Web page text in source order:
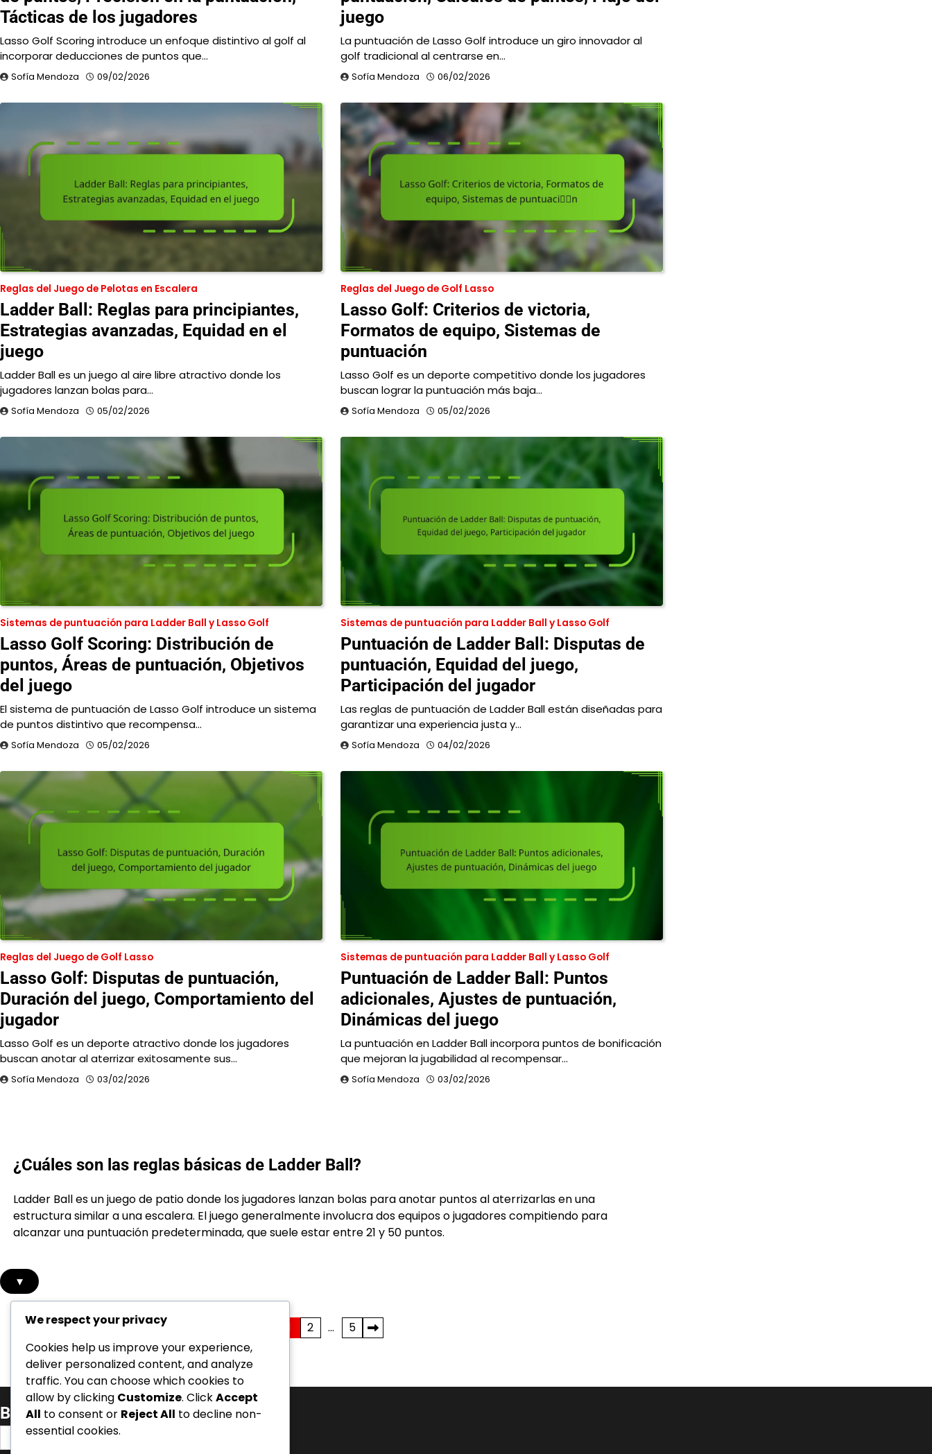
Tácticas de los jugadores
Lasso Golf Scoring introduce un enfoque distintivo al golf al
incorporar deducciones de puntos que…
Sofía Mendoza 09/02/2026
juego
La puntuación de Lasso Golf introduce un giro innovador al
golf tradicional al centrarse en…
Sofía Mendoza 06/02/2026
Reglas del Juego de Pelotas en Escalera
Ladder Ball: Reglas para principiantes,
Estrategias avanzadas, Equidad en el
juego
Ladder Ball es un juego al aire libre atractivo donde los
jugadores lanzan bolas para…
Sofía Mendoza 05/02/2026
Reglas del Juego de Golf Lasso
Lasso Golf: Criterios de victoria,
Formatos de equipo, Sistemas de
puntuación
Lasso Golf es un deporte competitivo donde los jugadores
buscan lograr la puntuación más baja…
Sofía Mendoza 05/02/2026
Sistemas de puntuación para Ladder Ball y Lasso Golf
Lasso Golf Scoring: Distribución de
puntos, Áreas de puntuación, Objetivos
del juego
El sistema de puntuación de Lasso Golf introduce un sistema
de puntos distintivo que recompensa…
Sofía Mendoza 05/02/2026
Sistemas de puntuación para Ladder Ball y Lasso Golf
Puntuación de Ladder Ball: Disputas de
puntuación, Equidad del juego,
Participación del jugador
Las reglas de puntuación de Ladder Ball están diseñadas para
garantizar una experiencia justa y…
Sofía Mendoza 04/02/2026
Reglas del Juego de Golf Lasso
Lasso Golf: Disputas de puntuación,
Duración del juego, Comportamiento del
jugador
Lasso Golf es un deporte atractivo donde los jugadores
buscan anotar al aterrizar exitosamente sus…
Sofía Mendoza 03/02/2026
Sistemas de puntuación para Ladder Ball y Lasso Golf
Puntuación de Ladder Ball: Puntos
adicionales, Ajustes de puntuación,
Dinámicas del juego
La puntuación en Ladder Ball incorpora puntos de bonificación
que mejoran la jugabilidad al recompensar…
Sofía Mendoza 03/02/2026
¿Cuáles son las reglas básicas de Ladder Ball?
Ladder Ball es un juego de patio donde los jugadores lanzan bolas para anotar puntos al aterrizarlas en una
estructura similar a una escalera. El juego generalmente involucra dos equipos o jugadores compitiendo para
alcanzar una puntuación predeterminada, que suele estar entre 21 y 50 puntos.
▾
Posts
pagination
1 2 … 5
Buscar
Search
for:
We respect your privacy
Cookies help us improve your experience,
deliver personalized content, and analyze
traffic. You can choose which cookies to
allow by clicking Customize. ClickAccept
All to consent or Reject All to decline non-
essential cookies.